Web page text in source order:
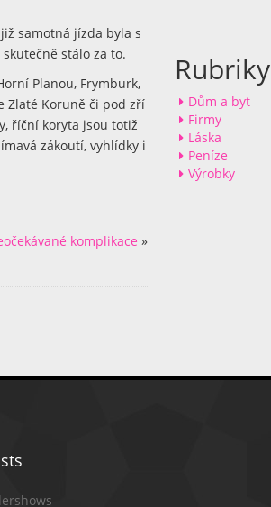
samotná jízda byla s
stálo za to.
Planou, Frymburk,
Zlaté Koruně či pod zří
říční koryta jsou totiž
zákoutí, vyhlídky i
komplikace »
Rubriky
Dům a byt
Firmy
Láska
Peníze
Výrobky